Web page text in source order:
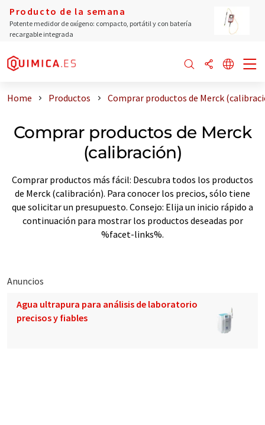
Producto de la semana
Potente medidor de oxígeno: compacto, portátil y con batería
recargable integrada
Home Productos Comprar productos de Merck
Comprar productos de Merck
(calibración)
Comprar productos más fácil: Descubra todos los productos
de Merck (calibración). Para conocer los precios, sólo tiene
que solicitar un presupuesto. Consejo: Elija un inicio rápido a
continuación para mostrar los productos deseadas por
%facet-links%.
Anuncios
Agua ultrapura para análisis de laboratorio
precisos y fiables